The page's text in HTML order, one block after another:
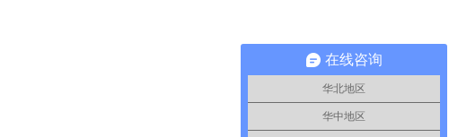
在线咨询
华北地区
华中地区